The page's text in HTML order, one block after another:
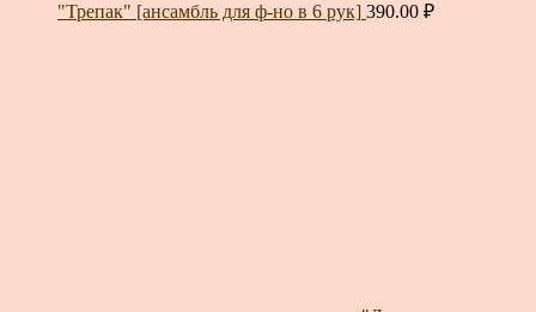
"Трепак" [ансамбль для ф-но в 6 рук] 390.00 ₽